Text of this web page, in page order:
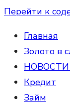
Перейти к
Главная
Золото в
НОВОСТИ
Кредит
Займ